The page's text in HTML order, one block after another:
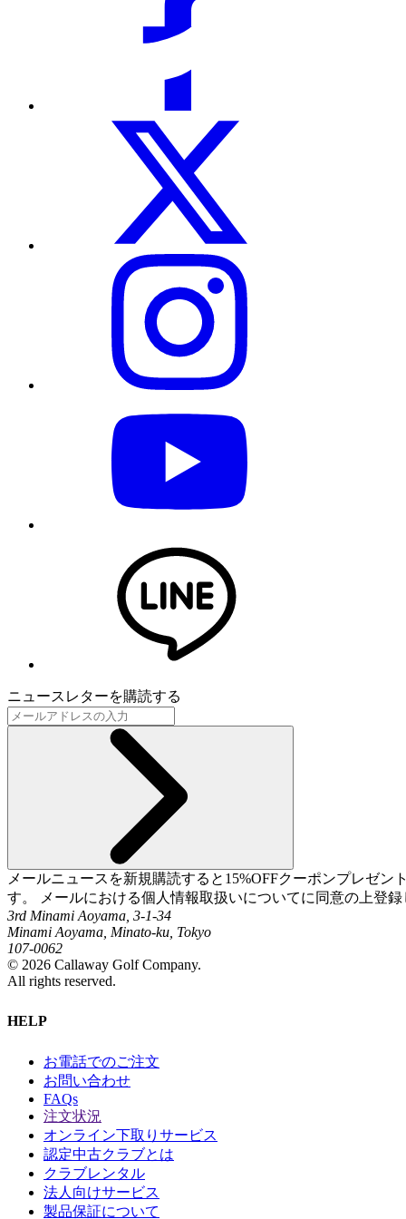
ニュースレターを購読する
メールニュースを新規購読すると15%OFFクーポンプレゼ
す。 メールにおける個人情報取扱いについてに同意の上登
3rd Minami Aoyama, 3-1-34
Minami Aoyama, Minato-ku, Tokyo
107-0062
© 2026 Callaway Golf Company.
All rights reserved.
HELP
お電話でのご注文
お問い合わせ
FAQs
注文状況
オンライン下取りサービス
認定中古クラブとは
クラブレンタル
法人向けサービス
製品保証について